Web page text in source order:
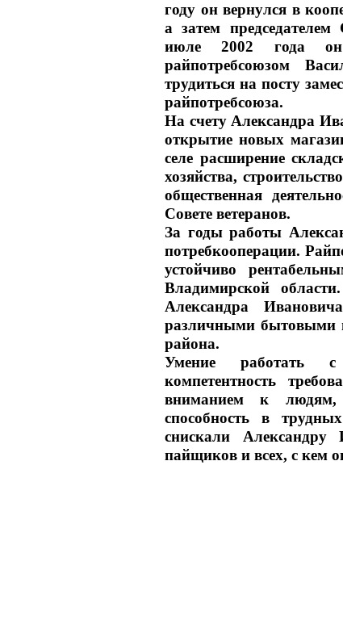
году он вернулся в
а затем председателем
июле 2002 года он
райпотребсоюзом
трудиться на посту
райпотребсоюза.
На счету Александра
открытие новых
селе расширение
хозяйства,
общественная
Совете ветеранов.
За годы работы
потребкооперации.
устойчиво
Владимирской
Александра
различными бытовыми
района.
Умение работать с
компетентность
вниманием к людям,
способность в
снискали Александру
пайщиков и всех, с кем